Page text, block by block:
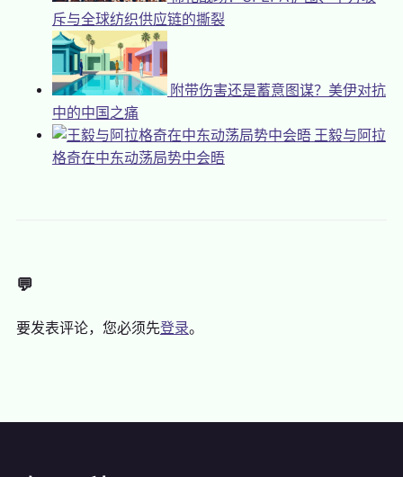
斥与全球纺织供应链的撕裂
附带伤害还是蓄意图谋？美伊对抗
中的中国之痛
王毅与阿拉
格奇在中东动荡局势中会晤
💬
要发表评论，您必须先登录。